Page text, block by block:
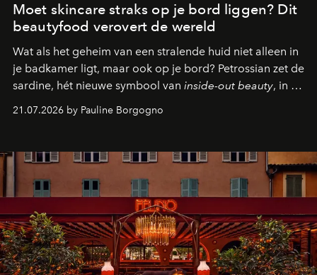
Moet skincare straks op je bord liggen? Dit
beautyfood verovert de wereld
Wat als het geheim van een stralende huid niet alleen in
je badkamer ligt, maar ook op je bord? Petrossian zet de
sardine, hét nieuwe symbool van inside-out beauty, in de
kijker met twee gastronomische creaties.
21.07.2026 by Pauline Borgogno